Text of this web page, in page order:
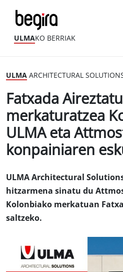
ULMAKO BERRIAK
ULMA ARCHITECTURAL
Fatxada
merkaturatzea
ULMA eta
konpainiaren
ULMA Architectural
hitzarmena sinatu du
Kolonbiako merkatuan
saltzeko.